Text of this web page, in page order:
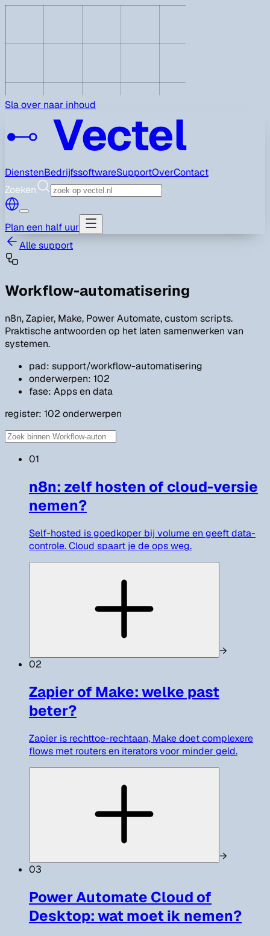
Sla over naar inhoud
Vectel
DienstenBedrijfssoftwareSupportOverContact
Zoeken
Plan een half uur
Alle support
Workflow-automatisering
n8n, Zapier, Make, Power Automate, custom scripts.
Praktische antwoorden op het laten samenwerken van
systemen.
pad: support/workflow-automatisering
onderwerpen: 102
fase: Apps en data
register: 102 onderwerpen
01
n8n: zelf hosten of cloud-versie
nemen?
Self-hosted is goedkoper bij volume en geeft data-
controle. Cloud spaart je de ops weg.
→
02
Zapier of Make: welke past
beter?
Zapier is rechttoe-rechtaan, Make doet complexere
flows met routers en iterators voor minder geld.
→
03
Power Automate Cloud of
Desktop: wat moet ik nemen?